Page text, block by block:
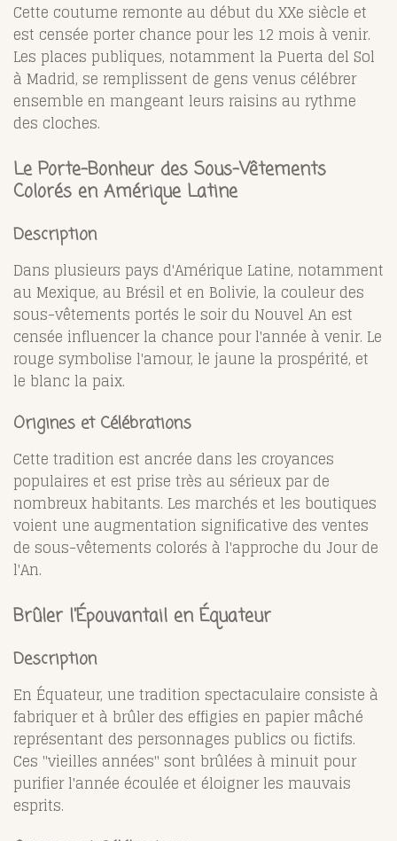
Cette coutume remonte au début du XXe siècle et
est censée porter chance pour les 12 mois à venir.
Les places publiques, notamment la Puerta del Sol
à Madrid, se remplissent de gens venus célébrer
ensemble en mangeant leurs raisins au rythme
des cloches.
Le Porte-Bonheur des Sous-Vêtements
Colorés en Amérique Latine
Description
Dans plusieurs pays d'Amérique Latine, notamment
au Mexique, au Brésil et en Bolivie, la couleur des
sous-vêtements portés le soir du Nouvel An est
censée influencer la chance pour l'année à venir. Le
rouge symbolise l'amour, le jaune la prospérité, et
le blanc la paix.
Origines et Célébrations
Cette tradition est ancrée dans les croyances
populaires et est prise très au sérieux par de
nombreux habitants. Les marchés et les boutiques
voient une augmentation significative des ventes
de sous-vêtements colorés à l'approche du Jour de
l'An.
Brûler l'Épouvantail en Équateur
Description
En Équateur, une tradition spectaculaire consiste à
fabriquer et à brûler des effigies en papier mâché
représentant des personnages publics ou fictifs.
Ces "vieilles années" sont brûlées à minuit pour
purifier l'année écoulée et éloigner les mauvais
esprits.